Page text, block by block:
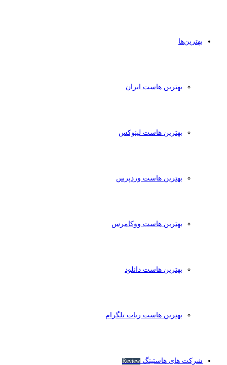
بهترین‌ها
بهترین هاست ایران
بهترین هاست لینوکس
بهترین هاست وردپرس
بهترین هاست ووکامرس
بهترین هاست دانلود
بهترین هاست ربات تلگرام
شرکت های هاستینگ Review